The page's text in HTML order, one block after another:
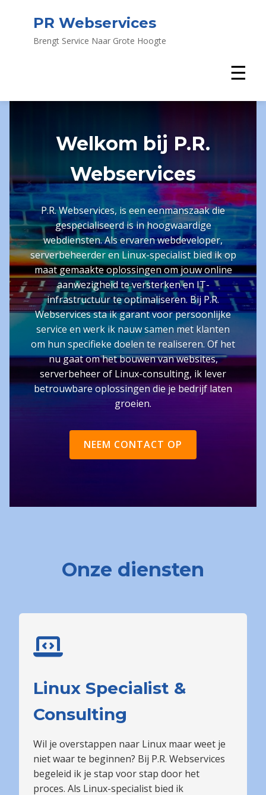
PR Webservices
Brengt Service Naar Grote Hoogte
☰
Welkom bij P.R.
Webservices
P.R. Webservices, is een eenmanszaak die
gespecialiseerd is in hoogwaardige
webdiensten. Als ervaren webdeveloper,
serverbeheerder en Linux-specialist bied ik op
maat gemaakte oplossingen om jouw online
aanwezigheid te versterken en IT-
infrastructuur te optimaliseren. Bij P.R.
Webservices sta ik garant voor persoonlijke
service en werk ik nauw samen met klanten
om hun specifieke doelen te realiseren. Of het
nu gaat om het bouwen van websites,
serverbeheer of Linux-consulting, ik lever
betrouwbare oplossingen die je bedrijf laten
groeien.
NEEM CONTACT OP
Onze diensten
Linux Specialist &
Consulting
Wil je overstappen naar Linux maar weet je
niet waar te beginnen? Bij P.R. Webservices
begeleid ik je stap voor stap door het
proces. Als Linux-specialist bied ik